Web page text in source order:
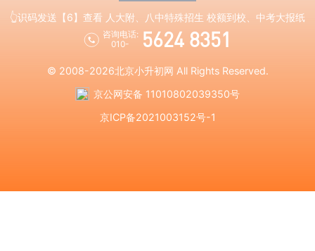
👆识码发送【6】查看 人大附、八中特殊招生 校额到校、中考大报纸
咨询电话:
010-
5624 8351
© 2008-2026北京小升初网 All Rights Reserved.
京公网安备 11010802039350号
京ICP备2021003152号-1